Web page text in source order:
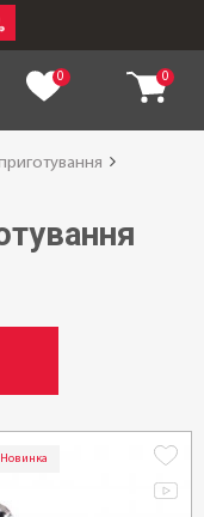
0 0
Новинка